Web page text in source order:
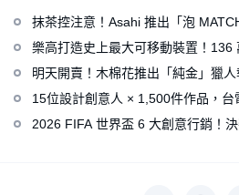
抹茶控注意！Asahi 推出「泡
泡感，拿鐵、可爾必思等新品同步亮
樂高打造史上最大可移動裝置！136
梅西、姆巴佩、C 羅化身樂高人偶
明天開賣！木棉花推出「純金」獵
連載再開、集英社打造獵人專用情報
15位設計創意人 × 1,500件作品，台
計師與電力的創意對話
2026 FIFA 世界盃 6 大創意行銷！